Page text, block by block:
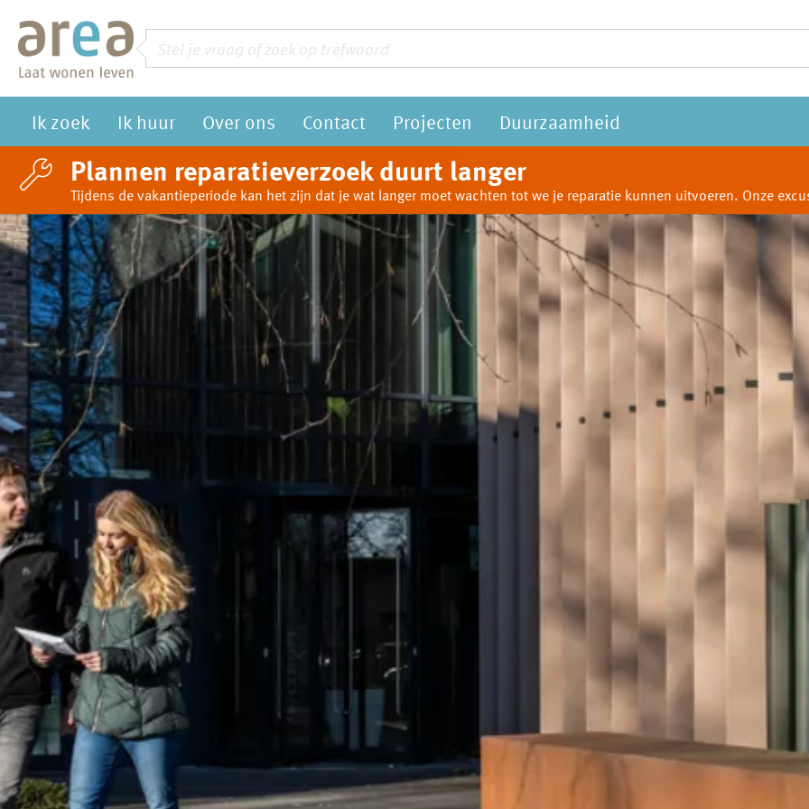
Naar de homepage Zoeken
Vraag of trefwoord
Ik zoek Ik huur Over ons Contact Projecten Duurzaamheid
Plannen reparatieverzoek duurt langer
Tijdens de vakantieperiode kan het zijn dat je wat langer moet wachten tot we je reparatie kunnen uitvoeren. Onze